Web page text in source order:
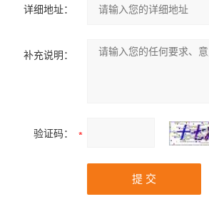
详细地址：
补充说明：
验证码：